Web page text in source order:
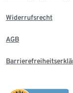
Widerrufsrecht
AGB